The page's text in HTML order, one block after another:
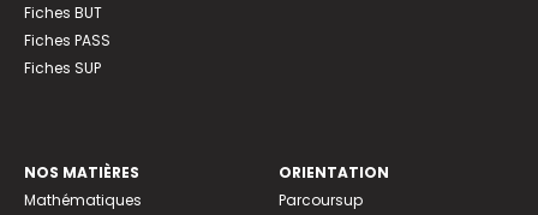
Fiches BUT
Fiches PASS
Fiches SUP
NOS MATIÈRES
Mathématiques
ORIENTATION
Parcoursup